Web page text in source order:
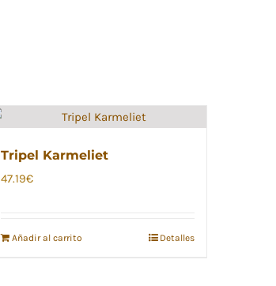
Tripel Karmeliet
47.19€
Añadir al carrito Detalles